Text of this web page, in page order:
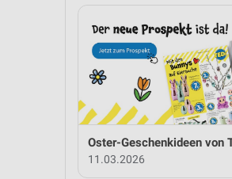
Oster-Geschenkideen von
11.03.2026